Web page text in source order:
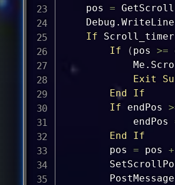
pos
=
Debug .WriteLine
If
If
( pos >=
Exit
End
If
If endPos
            endPos
End
If
pos
= pos +
        PostMessage